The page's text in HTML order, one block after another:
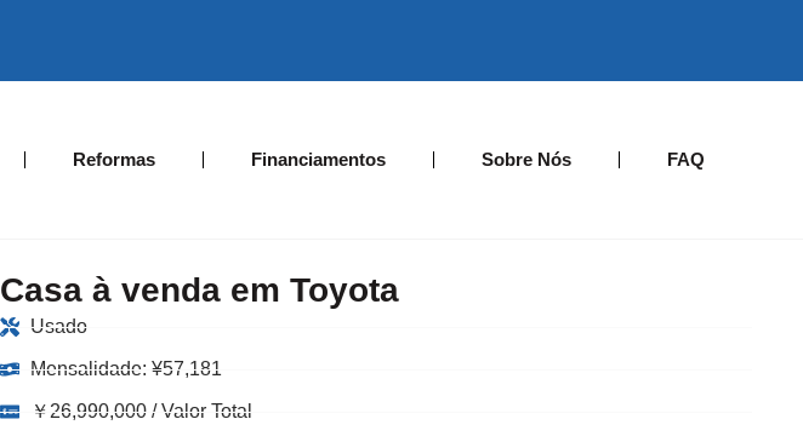
Reformas Financiamentos Sobre Nós FAQ
Casa à venda em Toyota
Usado
Mensalidade: ¥57,181
￥26,990,000 / Valor Total